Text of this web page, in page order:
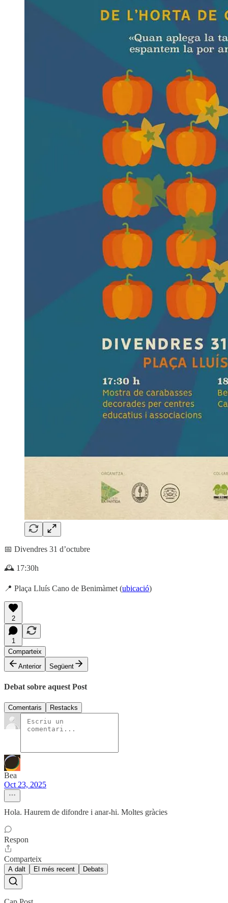
📅 Divendres 31 d’octubre
🕰️ 17:30h
📍 Plaça Lluís Cano de Benimàmet (ubicació)
2
1
Comparteix
Anterior
Següent
Debat sobre aquest Post
Comentaris Restacks
Bea
Oct 23, 2025
Hola. Haurem de difondre i anar-hi. Moltes gràcies
Respon
Comparteix
A dalt El més recent Debats